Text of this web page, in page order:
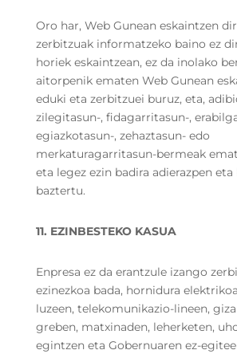
Oro har, Web Gunean eskaintzen
zerbitzuak informatzeko baino ez
horiek eskaintzean, ez da inolako
aitorpenik ematen Web Gunean
eduki eta zerbitzuei buruz, eta,
zilegitasun-, fidagarritasun-,
egiazkotasun-, zehaztasun- edo
merkaturagarritasun-bermeak
eta legez ezin badira adierazpen
baztertu.
11. EZINBESTEKO KASUA
Enpresa ez da erantzule izango
ezinezkoa bada, hornidura
luzeen, telekomunikazio-lineen,
greben, matxinaden, leherketen,
egintzen eta Gobernuaren ez-